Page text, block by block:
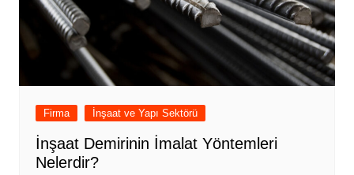
Firma İnşaat ve Yapı Sektörü
İnşaat Demirinin İmalat Yöntemleri
Nelerdir?